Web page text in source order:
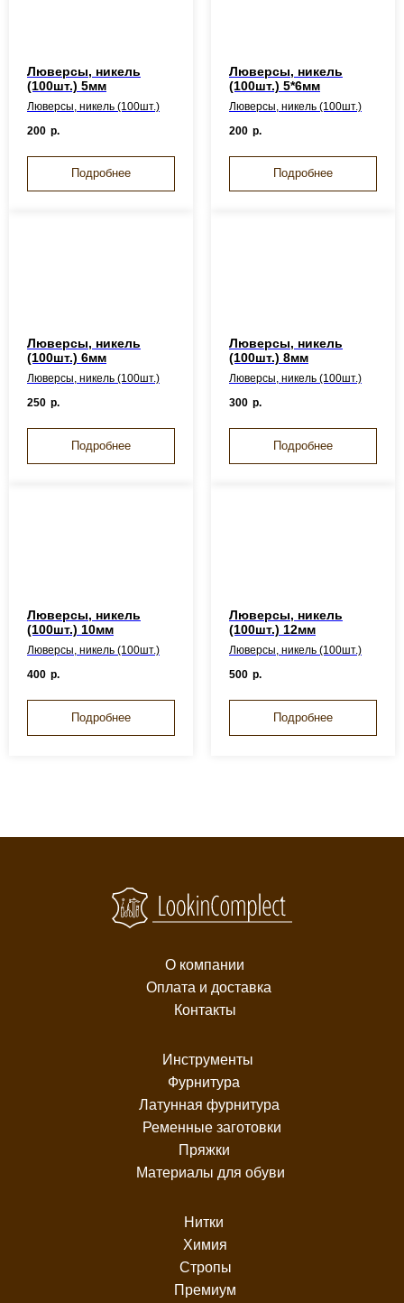
Люверсы, никель
(100шт.) 5мм
Люверсы, никель (100шт.)
200 р.
Подробнее
Люверсы, никель
(100шт.) 5*6мм
Люверсы, никель (100шт.)
200 р.
Подробнее
Люверсы, никель
(100шт.) 6мм
Люверсы, никель (100шт.)
250 р.
Подробнее
Люверсы, никель
(100шт.) 8мм
Люверсы, никель (100шт.)
300 р.
Подробнее
Люверсы, никель
(100шт.) 10мм
Люверсы, никель (100шт.)
400 р.
Подробнее
Люверсы, никель
(100шт.) 12мм
Люверсы, никель (100шт.)
500 р.
Подробнее
О компании
Оплата и доставка
Контакты
Инструменты
Фурнитура
Латунная фурнитура
Ременные заготовки
Материалы для обуви
Пряжки
Нитки
Химия
Стропы
Премиум